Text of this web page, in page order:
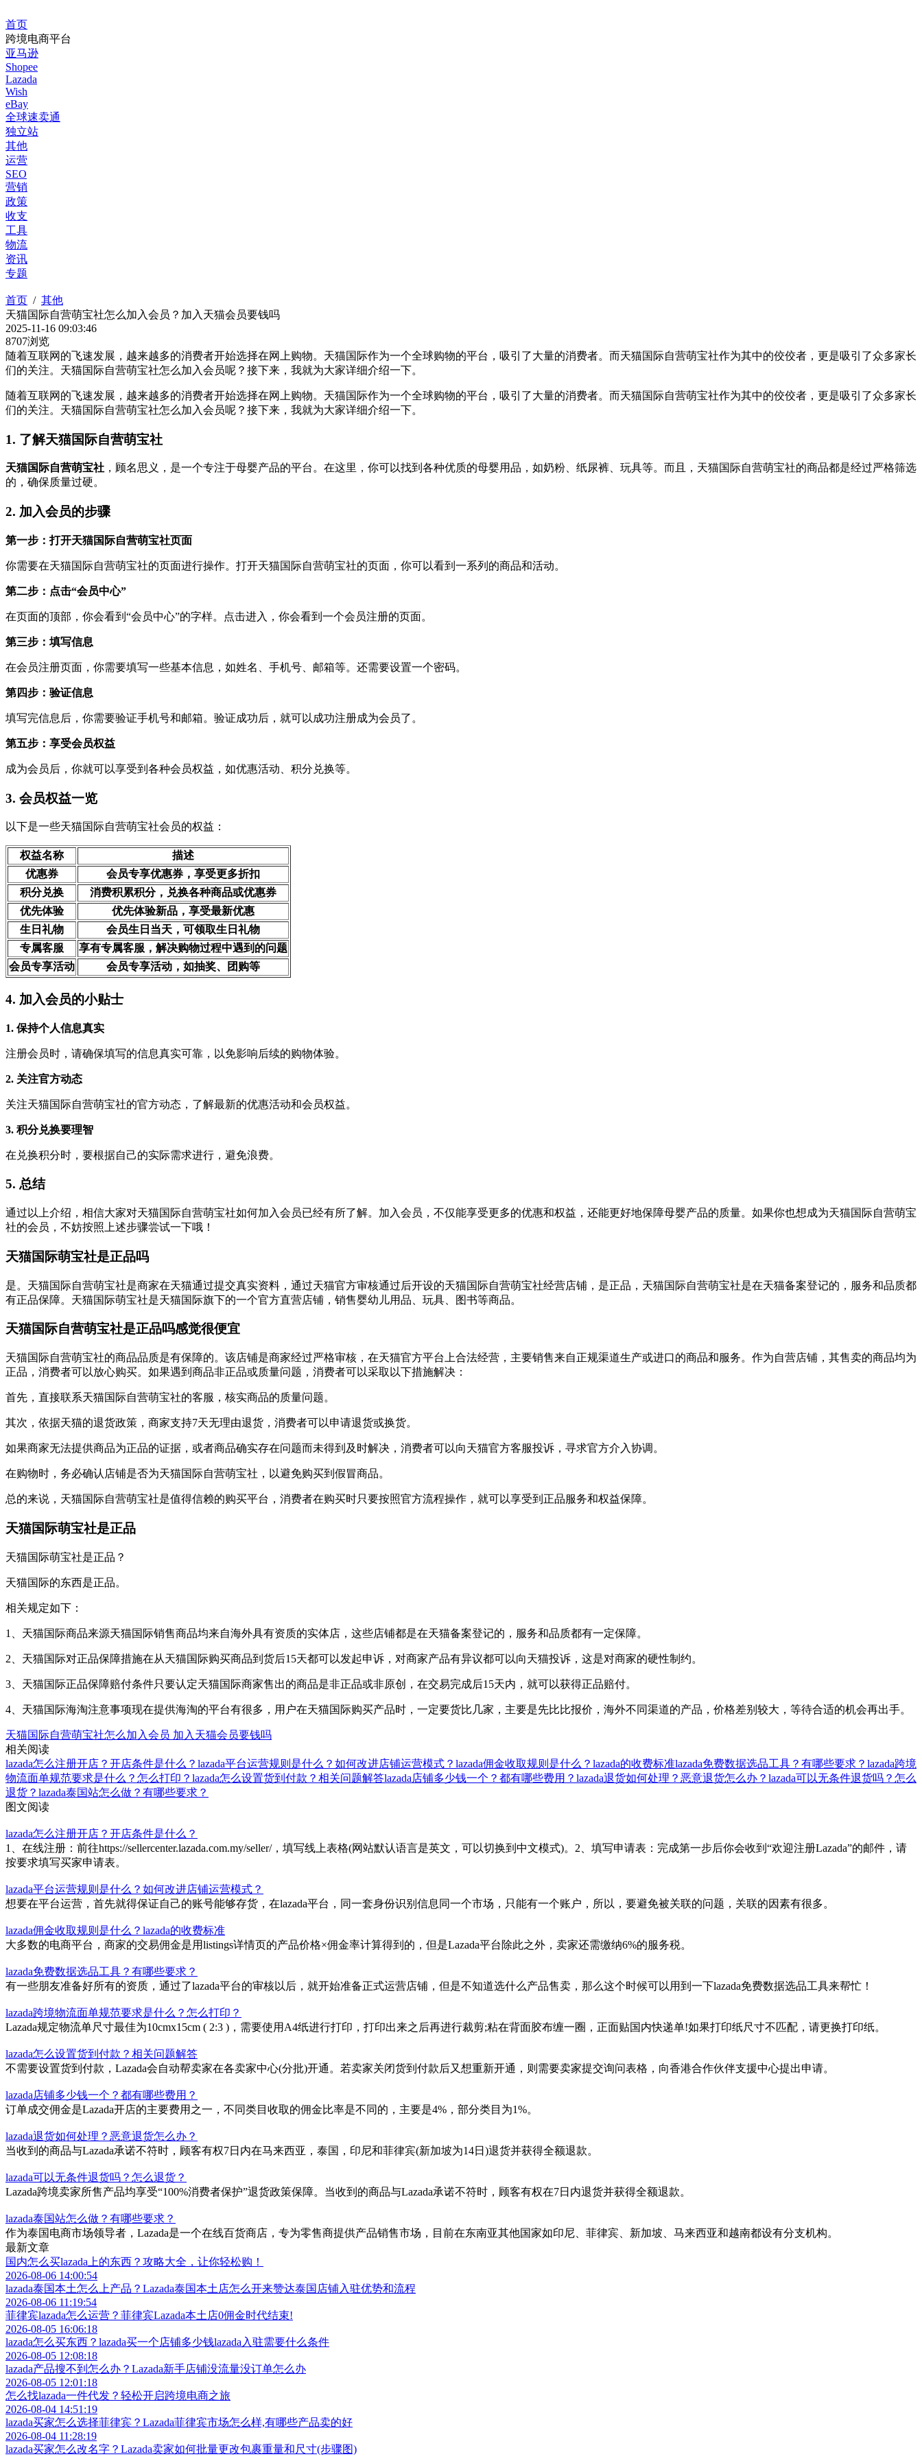
首页
跨境电商平台
亚马逊
Shopee
Lazada
Wish
eBay
全球速卖通
独立站
其他
运营
SEO
营销
政策
收支
工具
物流
资讯
专题
首页 / 其他
天猫国际自营萌宝社怎么加入会员？加入天猫会员要钱吗
2025-11-16 09:03:46
8707浏览
随着互联网的飞速发展，越来越多的消费者开始选择在网上购物。天猫国际作为一个全球购物的平台，吸引了大量的消费者。而天猫国际自营萌宝社作为其中的佼佼者，更是吸引了众多家长
们的关注。天猫国际自营萌宝社怎么加入会员呢？接下来，我就为大家详细介绍一下。
随着互联网的飞速发展，越来越多的消费者开始选择在网上购物。天猫国际作为一个全球购物的平台，吸引了大量的消费者。而天猫国际自营萌宝社作为其中的佼佼者，更是吸引了众多家长
们的关注。天猫国际自营萌宝社怎么加入会员呢？接下来，我就为大家详细介绍一下。
1. 了解天猫国际自营萌宝社
天猫国际自营萌宝社 ，顾名思义，是一个专注于母婴产品的平台。在这里，你可以找到各种优质的母婴用品，如奶粉、纸尿裤、玩具等。而且，天猫国际自营萌宝社的商品都是经过严格筛选
的，确保质量过硬。
2. 加入会员的步骤
第一步：打开天猫国际自营萌宝社页面
你需要在天猫国际自营萌宝社的页面进行操作。打开天猫国际自营萌宝社的页面，你可以看到一系列的商品和活动。
第二步：点击“会员中心”
在页面的顶部，你会看到“会员中心”的字样。点击进入，你会看到一个会员注册的页面。
第三步：填写信息
在会员注册页面，你需要填写一些基本信息，如姓名、手机号、邮箱等。还需要设置一个密码。
第四步：验证信息
填写完信息后，你需要验证手机号和邮箱。验证成功后，就可以成功注册成为会员了。
第五步：享受会员权益
成为会员后，你就可以享受到各种会员权益，如优惠活动、积分兑换等。
3. 会员权益一览
以下是一些天猫国际自营萌宝社会员的权益：
权益名称
描述
优惠券
会员专享优惠券，享受更多折扣
积分兑换
消费积累积分，兑换各种商品或优惠券
优先体验
优先体验新品，享受最新优惠
生日礼物
会员生日当天，可领取生日礼物
专属客服
享有专属客服，解决购物过程中遇到的问题
会员专享活动
会员专享活动，如抽奖、团购等
4. 加入会员的小贴士
1. 保持个人信息真实
注册会员时，请确保填写的信息真实可靠，以免影响后续的购物体验。
2. 关注官方动态
关注天猫国际自营萌宝社的官方动态，了解最新的优惠活动和会员权益。
3. 积分兑换要理智
在兑换积分时，要根据自己的实际需求进行，避免浪费。
5. 总结
通过以上介绍，相信大家对天猫国际自营萌宝社如何加入会员已经有所了解。加入会员，不仅能享受更多的优惠和权益，还能更好地保障母婴产品的质量。如果你也想成为天猫国际自营萌宝
社的会员，不妨按照上述步骤尝试一下哦！
天猫国际萌宝社是正品吗
是。天猫国际自营萌宝社是商家在天猫通过提交真实资料，通过天猫官方审核通过后开设的天猫国际自营萌宝社经营店铺，是正品，天猫国际自营萌宝社是在天猫备案登记的，服务和品质都
有正品保障。天猫国际萌宝社是天猫国际旗下的一个官方直营店铺，销售婴幼儿用品、玩具、图书等商品。
天猫国际自营萌宝社是正品吗感觉很便宜
天猫国际自营萌宝社的商品品质是有保障的。该店铺是商家经过严格审核，在天猫官方平台上合法经营，主要销售来自正规渠道生产或进口的商品和服务。作为自营店铺，其售卖的商品均为
正品，消费者可以放心购买。如果遇到商品非正品或质量问题，消费者可以采取以下措施解决：
首先，直接联系天猫国际自营萌宝社的客服，核实商品的质量问题。
其次，依据天猫的退货政策，商家支持7天无理由退货，消费者可以申请退货或换货。
如果商家无法提供商品为正品的证据，或者商品确实存在问题而未得到及时解决，消费者可以向天猫官方客服投诉，寻求官方介入协调。
在购物时，务必确认店铺是否为天猫国际自营萌宝社，以避免购买到假冒商品。
总的来说，天猫国际自营萌宝社是值得信赖的购买平台，消费者在购买时只要按照官方流程操作，就可以享受到正品服务和权益保障。
天猫国际萌宝社是正品
天猫国际萌宝社是正品？
天猫国际的东西是正品。
相关规定如下：
1、天猫国际商品来源天猫国际销售商品均来自海外具有资质的实体店，这些店铺都是在天猫备案登记的，服务和品质都有一定保障。
2、天猫国际对正品保障措施在从天猫国际购买商品到货后15天都可以发起申诉，对商家产品有异议都可以向天猫投诉，这是对商家的硬性制约。
3、天猫国际正品保障赔付条件只要认定天猫国际商家售出的商品是非正品或非原创，在交易完成后15天内，就可以获得正品赔付。
4、天猫国际海淘注意事项现在提供海淘的平台有很多，用户在天猫国际购买产品时，一定要货比几家，主要是先比比报价，海外不同渠道的产品，价格差别较大，等待合适的机会再出手。
天猫国际自营萌宝社怎么加入会员 加入天猫会员要钱吗
相关阅读
lazada怎么注册开店？开店条件是什么？ lazada平台运营规则是什么？如何改进店铺运营模式？ lazada佣金收取规则是什么？lazada的收费标准lazada免费数据选品工具？有哪些要求？ lazada跨境
物流面单规范要求是什么？怎么打印？ lazada怎么设置货到付款？相关问题解答lazada店铺多少钱一个？都有哪些费用？ lazada退货如何处理？恶意退货怎么办？ lazada可以无条件退货吗？怎么
退货？ lazada泰国站怎么做？有哪些要求？
图文阅读
lazada怎么注册开店？开店条件是什么？
1、在线注册：前往https://sellercenter.lazada.com.my/seller/，填写线上表格(网站默认语言是英文，可以切换到中文模式)。2、填写申请表：完成第一步后你会收到“欢迎注册Lazada”的邮件，请
按要求填写买家申请表。
lazada平台运营规则是什么？如何改进店铺运营模式？
想要在平台运营，首先就得保证自己的账号能够存货，在lazada平台，同一套身份识别信息同一个市场，只能有一个账户，所以，要避免被关联的问题，关联的因素有很多。
lazada佣金收取规则是什么？lazada的收费标准
大多数的电商平台，商家的交易佣金是用listings详情页的产品价格×佣金率计算得到的，但是Lazada平台除此之外，卖家还需缴纳6%的服务税。
lazada免费数据选品工具？有哪些要求？
有一些朋友准备好所有的资质，通过了lazada平台的审核以后，就开始准备正式运营店铺，但是不知道选什么产品售卖，那么这个时候可以用到一下lazada免费数据选品工具来帮忙！
lazada跨境物流面单规范要求是什么？怎么打印？
Lazada规定物流单尺寸最佳为10cmx15cm ( 2:3 )，需要使用A4纸进行打印，打印出来之后再进行裁剪;粘在背面胶布缠一圈，正面贴国内快递单!如果打印纸尺寸不匹配，请更换打印纸。
lazada怎么设置货到付款？相关问题解答
不需要设置货到付款，Lazada会自动帮卖家在各卖家中心(分批)开通。若卖家关闭货到付款后又想重新开通，则需要卖家提交询问表格，向香港合作伙伴支援中心提出申请。
lazada店铺多少钱一个？都有哪些费用？
订单成交佣金是Lazada开店的主要费用之一，不同类目收取的佣金比率是不同的，主要是4%，部分类目为1%。
lazada退货如何处理？恶意退货怎么办？
当收到的商品与Lazada承诺不符时，顾客有权7日内在马来西亚，泰国，印尼和菲律宾(新加坡为14日)退货并获得全额退款。
lazada可以无条件退货吗？怎么退货？
Lazada跨境卖家所售产品均享受“100%消费者保护”退货政策保障。当收到的商品与Lazada承诺不符时，顾客有权在7日内退货并获得全额退款。
lazada泰国站怎么做？有哪些要求？
作为泰国电商市场领导者，Lazada是一个在线百货商店，专为零售商提供产品销售市场，目前在东南亚其他国家如印尼、菲律宾、新加坡、马来西亚和越南都设有分支机构。
最新文章
国内怎么买lazada上的东西？攻略大全，让你轻松购！
2026-08-06 14:00:54
lazada泰国本土怎么上产品？Lazada泰国本土店怎么开来赞达泰国店铺入驻优势和流程
2026-08-06 11:19:54
菲律宾lazada怎么运营？菲律宾Lazada本土店0佣金时代结束!
2026-08-05 16:06:18
lazada怎么买东西？lazada买一个店铺多少钱lazada入驻需要什么条件
2026-08-05 12:08:18
lazada产品搜不到怎么办？Lazada新手店铺没流量没订单怎么办
2026-08-05 12:01:18
怎么找lazada一件代发？轻松开启跨境电商之旅
2026-08-04 14:51:19
lazada买家怎么选择菲律宾？Lazada菲律宾市场怎么样,有哪些产品卖的好
2026-08-04 11:28:19
lazada买家怎么改名字？Lazada卖家如何批量更改包裹重量和尺寸(步骤图)